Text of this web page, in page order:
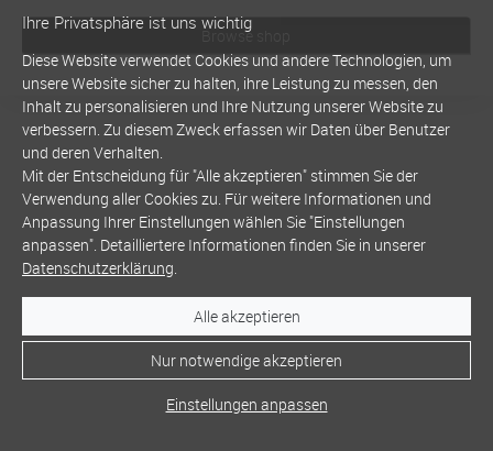
Browse shop
Ihre Privatsphäre ist uns wichtig
Diese Website verwendet Cookies und andere Technologien, um
unsere Website sicher zu halten, ihre Leistung zu messen, den
Inhalt zu personalisieren und Ihre Nutzung unserer Website zu
verbessern. Zu diesem Zweck erfassen wir Daten über Benutzer
und deren Verhalten.
Mit der Entscheidung für "Alle akzeptieren" stimmen Sie der
Verwendung aller Cookies zu. Für weitere Informationen und
Anpassung Ihrer Einstellungen wählen Sie "Einstellungen
anpassen". Detailliertere Informationen finden Sie in unserer
Datenschutzerklärung.
Alle akzeptieren
Nur notwendige akzeptieren
Einstellungen anpassen